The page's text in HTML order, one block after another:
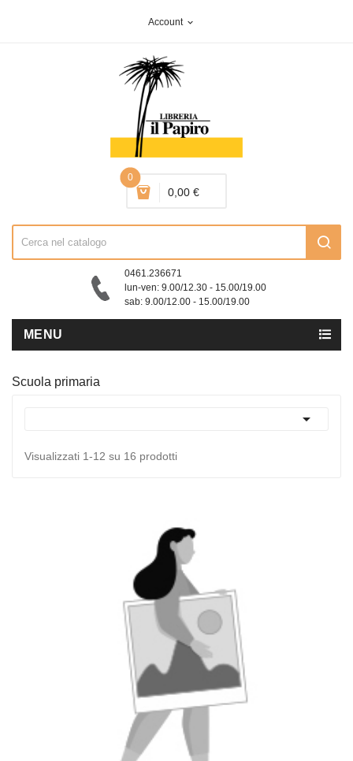
Account expand_more
0
0,00 €
0461.236671
lun-ven: 9.00/12.30 - 15.00/19.00
sab: 9.00/12.00 - 15.00/19.00
MENU
Scuola primaria

Visualizzati 1-12 su 16 prodotti